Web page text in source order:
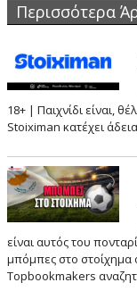
Περισσότερα
18+ | Παιχνίδι είναι,
Stoiximan κατέχει
είναι αυτός του
μπόμπες στο στοίχημα
Topbookmakers